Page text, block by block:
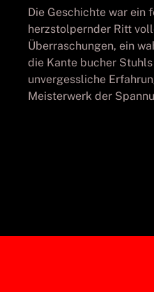
Die Geschichte war ein
herzstolpernder Ritt
Überraschungen, ein
die Kante bucher
unvergessliche
Meisterwerk der